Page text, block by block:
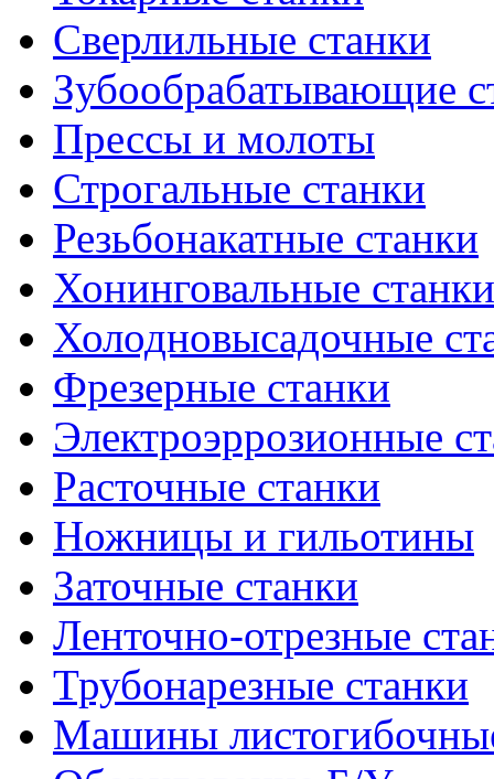
Сверлильные станки
Зубообрабатывающие
Прессы и молоты
Строгальные станки
Резьбонакатные станки
Хонинговальные станки
Холодновысадочные
Фрезерные станки
Электроэррозионные
Расточные станки
Ножницы и гильотины
Заточные станки
Ленточно-отрезные
Трубонарезные станки
Машины